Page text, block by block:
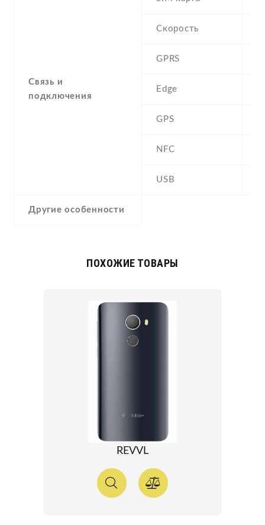
Связь и
подключения
Скорость
GPRS
Edge
GPS
NFC
USB
Другие особенности
ПОХОЖИЕ ТОВАРЫ
REVVL